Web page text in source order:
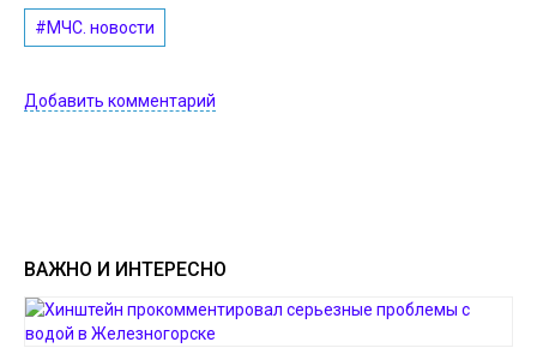
#МЧС. новости
Добавить комментарий
ВАЖНО И ИНТЕРЕСНО